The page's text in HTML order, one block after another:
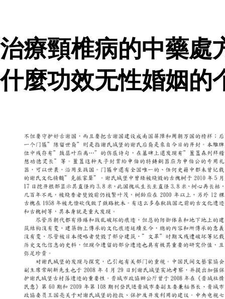
治療頸椎病的中藥處
什麼功效无性婚姻的